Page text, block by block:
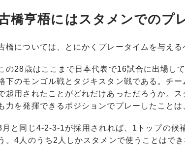
橋亨梧にはスタメンでのプ
橋については、とにかくプレータイムを与える
の28歳はここまで日本代表で16試合に出場し
下のモンゴル戦とタジキスタン戦である。チ
起用されたことがどれだけあっただろうか。
力を発揮できるポジションでプレーしたこと
と同じ4-2-3-1が採用されれば、1トップの候
。4人のうち2人しかスタメンで使うことはで